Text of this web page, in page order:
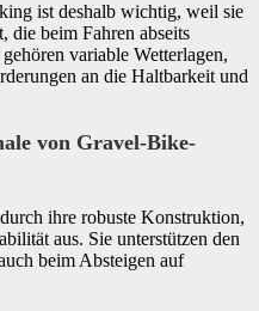
ist deshalb wichtig, weil sie
die beim Fahren abseits
variable Wetterlagen,
an die Haltbarkeit und
von Gravel-Bike-
ihre robuste Konstruktion,
aus. Sie unterstützen den
beim Absteigen auf